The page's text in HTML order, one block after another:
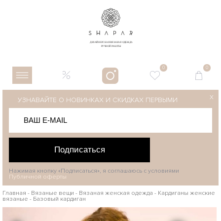
0 0
УЗНАВАЙТЕ О НОВИНКАХ И СКИДКАХ ПЕРВЫМИ
Подписаться
X
Нажимая кнопку «Подписаться», я соглашаюсь с условиями
Публичной оферты
Главная - Вязаные вещи - Вязаная женская одежда - Кардиганы женские
вязаные - Базовый кардиган